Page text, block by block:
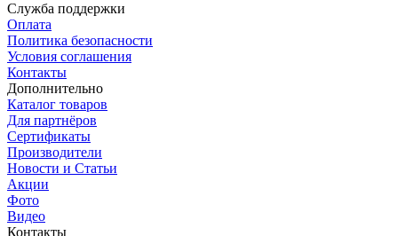
Служба поддержки
Оплата
Политика безопасности
Условия соглашения
Контакты
Дополнительно
Каталог товаров
Для партнёров
Сертификаты
Производители
Новости и Статьи
Акции
Фото
Видео
Контакты